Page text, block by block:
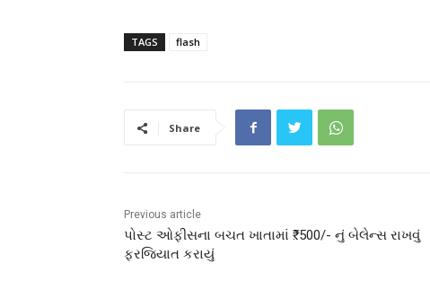
TAGS flash
Share
Previous article
પોસ્ટ ઓફીસના બચત ખાતામાં ₹. 500/- નું બેલેન્સ રાખવું
ફરજિયાત કરાયું